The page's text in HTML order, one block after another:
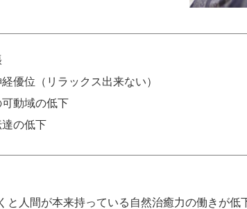
優位（リラックス出来ない）
動域の低下
の低下
と人間が本来持っている自然治癒力の働きが低